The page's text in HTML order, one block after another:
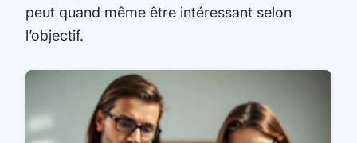
peut quand même être intéressant selon
l’objectif.